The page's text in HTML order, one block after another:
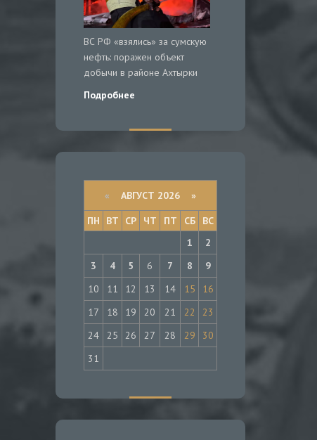
ВС РФ «взялись» за сумскую
нефть: поражен объект
добычи в районе Ахтырки
Подробнее
« АВГУСТ 2026 »
ПН
ВТ СР ЧТ ПТ СБ
ВС
1
2
3
4 5 6 7 8
9
10
11 12 13 14 15
16
17
18 19 20 21 22
23
24
25 26 27 28 29
30
31